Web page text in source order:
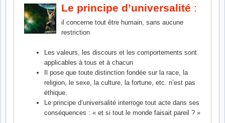
Le principe d’universalité :
il concerne tout être humain, sans aucune
restriction
Les valeurs, les discours et les comportements sont
applicables à tous et à chacun
Il pose que toute distinction fondée sur la race, la
religion, le sexe, la culture, la fortune, etc. n’est pas
éthique.
Le principe d’universalité interroge tout acte dans ses
conséquences : « et si tout le monde faisait pareil ? »